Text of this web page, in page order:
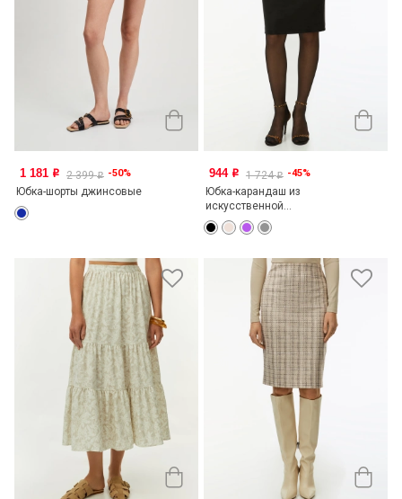
1 181 o 2 399o -50%
Юбка-шорты джинсовые
944 o 1 724o -45%
Юбка-карандаш из
искусственной...